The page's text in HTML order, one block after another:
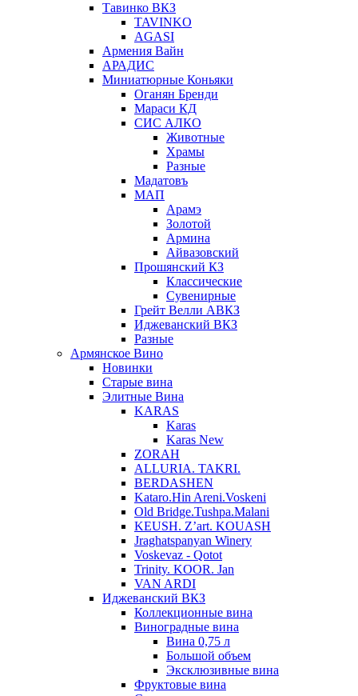
Тавинко ВКЗ
TAVINKO
AGASI
Армения Вайн
АРАДИС
Миниатюрные Коньяки
Оганян Бренди
Мараси КД
СИС АЛКО
Животные
Храмы
Разные
Мадатовъ
МАП
Арамэ
Золотой
Армина
Айвазовский
Прошянский КЗ
Классические
Сувенирные
Грейт Велли АВКЗ
Иджеванский ВКЗ
Разные
Армянское Вино
Новинки
Старые вина
Элитные Вина
KARAS
Karas
Karas New
ZORAH
ALLURIA. TAKRI.
BERDASHEN
Kataro.Hin Areni.Voskeni
Old Bridge.Tushpa.Malani
KEUSH. Z’art. KOUASH
Jraghatspanyan Winery
Voskevaz - Qotot
Trinity. KOOR. Jan
VAN ARDI
Иджеванский ВКЗ
Коллекционные вина
Виноградные вина
Вина 0,75 л
Большой объем
Эксклюзивные вина
Фруктовые вина